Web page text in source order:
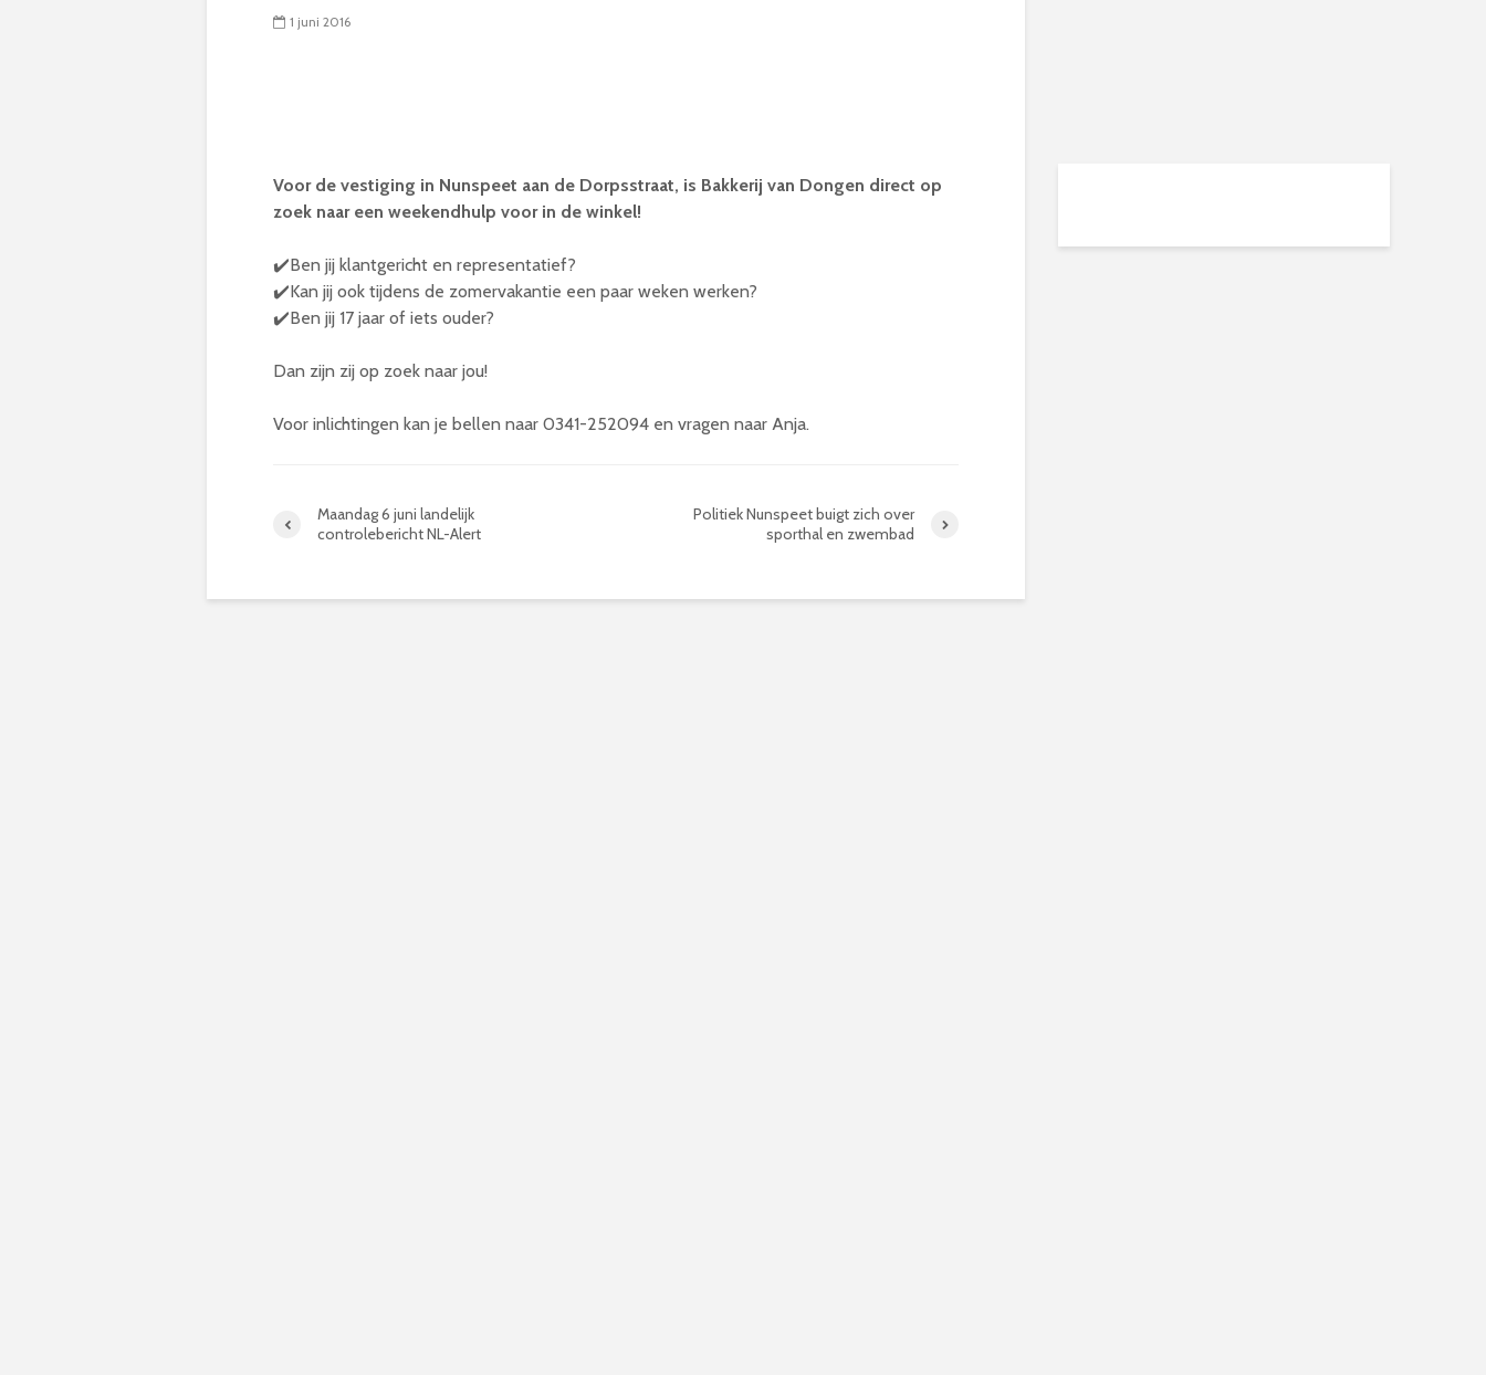
1 juni 2016
Voor de vestiging in Nunspeet aan de Dorpsstraat, is Bakkerij van Dongen direct op
zoek naar een weekendhulp voor in de winkel!
✔️Ben jij klantgericht en representatief?
✔️Kan jij ook tijdens de zomervakantie een paar weken werken?
✔️Ben jij 17 jaar of iets ouder?
Dan zijn zij op zoek naar jou!
Voor inlichtingen kan je bellen naar 0341-252094 en vragen naar Anja.
Maandag 6 juni landelijk
controlebericht NL-Alert
Politiek Nunspeet buigt zich over
sporthal en zwembad